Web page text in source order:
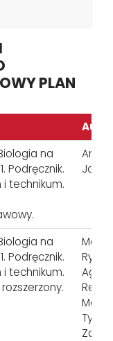
PLAN
Autor
na
Podręcznik.
i technikum.
Anna
na
Podręcznik.
i technikum.
Tyc,